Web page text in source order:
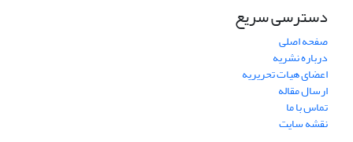
دسترسی سریع
صفحه اصلی
درباره نشریه
اعضای هیات تحریریه
ارسال مقاله
تماس با ما
نقشه سایت